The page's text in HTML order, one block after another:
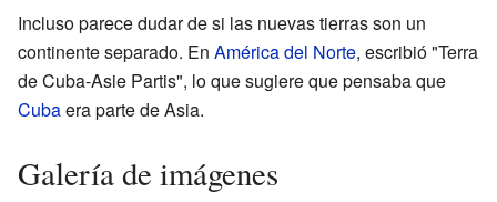
Incluso parece dudar de si las nuevas tierras son un
continente separado. En América del Norte, escribió "Terra
de Cuba-Asie Partis", lo que sugiere que pensaba que
Cubaera parte de Asia.
Galería de imágenes